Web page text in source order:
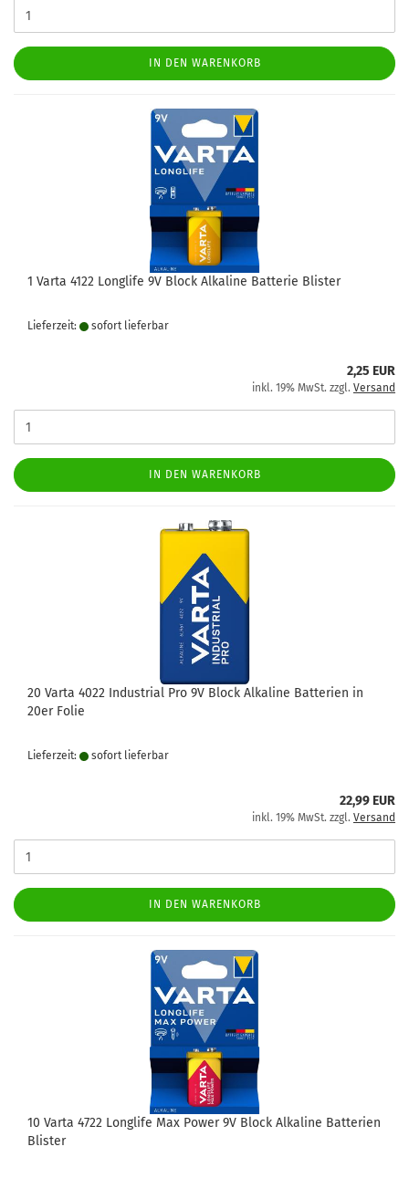
IN DEN WARENKORB
1 Varta 4122 Longlife 9V Block Alkaline Batterie Blister
Lieferzeit: sofort lie­fer­bar
2,25 EUR
inkl. 19% MwSt. zzgl. Versand
IN DEN WARENKORB
20 Varta 4022 Industrial Pro 9V Block Alkaline Batterien in
20er Folie
Lieferzeit: sofort lie­fer­bar
22,99 EUR
inkl. 19% MwSt. zzgl. Versand
IN DEN WARENKORB
10 Varta 4722 Longlife Max Power 9V Block Alkaline Batterien
Blister